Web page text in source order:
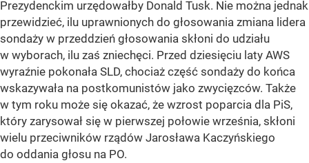
Prezydenckim urzędowałby Donald Tusk. Nie można jednak
przewidzieć, ilu uprawnionych do głosowania zmiana lidera
sondaży w przeddzień głosowania skłoni do udziału
w wyborach, ilu zaś zniechęci. Przed dziesięciu laty AWS
wyraźnie pokonała SLD, chociaż część sondaży do końca
wskazywała na postkomunistów jako zwycięzców. Także
w tym roku może się okazać, że wzrost poparcia dla PiS,
który zarysował się w pierwszej połowie września, skłoni
wielu przeciwników rządów Jarosława Kaczyńskiego
do oddania głosu na PO.